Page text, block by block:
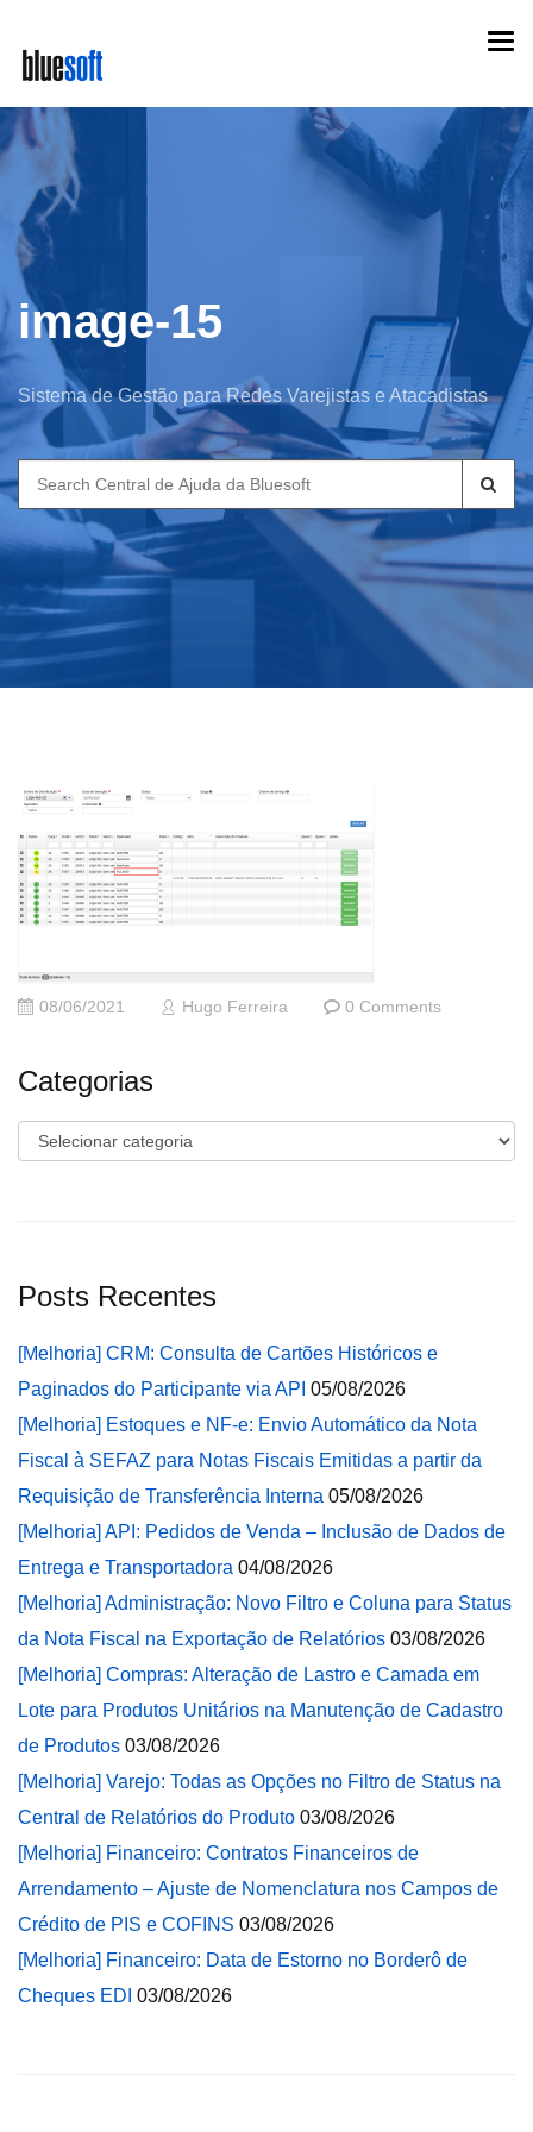
main
content
image-15
Sistema de Gestão para Redes Varejistas e Atacadistas
Search
for:
08/06/2021 Hugo Ferreira 0 Comments
Categorias
Categorias
Posts Recentes
[Melhoria] CRM: Consulta de Cartões Históricos e
Paginados do Participante via API 05/08/2026
[Melhoria] Estoques e NF-e: Envio Automático da Nota
Fiscal à SEFAZ para Notas Fiscais Emitidas a partir da
Requisição de Transferência Interna 05/08/2026
[Melhoria] API: Pedidos de Venda – Inclusão de Dados de
Entrega e Transportadora 04/08/2026
[Melhoria] Administração: Novo Filtro e Coluna para Status
da Nota Fiscal na Exportação de Relatórios 03/08/2026
[Melhoria] Compras: Alteração de Lastro e Camada em
Lote para Produtos Unitários na Manutenção de Cadastro
de Produtos 03/08/2026
[Melhoria] Varejo: Todas as Opções no Filtro de Status na
Central de Relatórios do Produto 03/08/2026
[Melhoria] Financeiro: Contratos Financeiros de
Arrendamento – Ajuste de Nomenclatura nos Campos de
Crédito de PIS e COFINS 03/08/2026
[Melhoria] Financeiro: Data de Estorno no Borderô de
Cheques EDI 03/08/2026